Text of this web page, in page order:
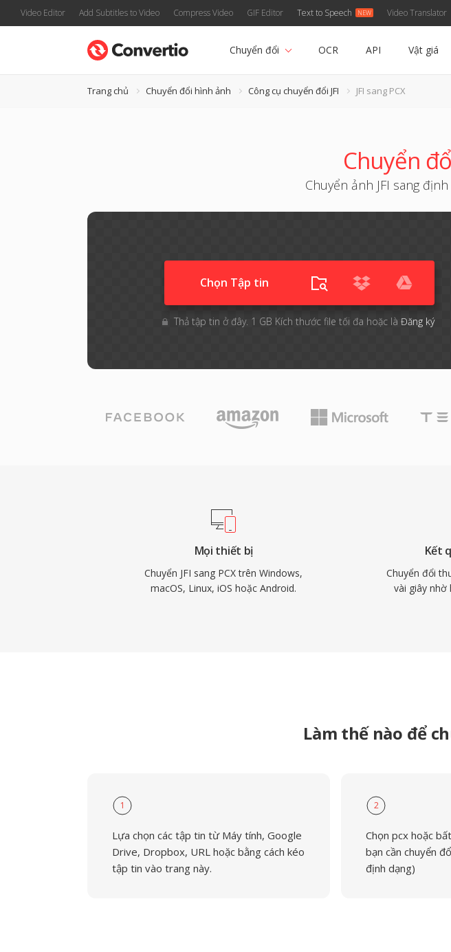
Video Editor Add Subtitles to Video Compress Video GIF Editor Text to Speech Video Translator
Chuyển đổi OCR API Vật giá
Trang chủ Chuyển đổi hình ảnh Công cụ chuyển đổi JFI JFI sang PCX
Chuyển
Chuyển ảnh JFI sang
Chọn Tập tin
Thả tập tin ở đây. 1 GB Kích thước file tối đa hoặc là Đăng ký
Mọi thiết bị
Chuyển JFI sang PCX trên Windows,
macOS, Linux, iOS hoặc Android.
Kết
Chuyển đổi
vài giây nhờ
Làm thế nào để
1
Lựa chọn các tập tin từ Máy tính, Google
Drive, Dropbox, URL hoặc bằng cách kéo
tập tin vào trang này.
2
Chọn pcx hoặc
bạn cần chuyển
định dạng)